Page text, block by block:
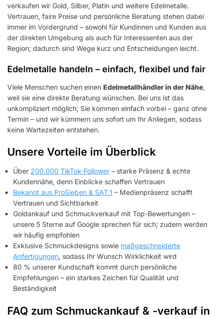
verkaufen wir Gold, Silber, Platin und weitere Edelmetalle.
Vertrauen, faire Preise und persönliche Beratung stehen dabei
immer im Vordergrund – sowohl für Kundinnen und Kunden aus
der direkten Umgebung als auch für Interessenten aus der
Region; dadurch sind Wege kurz und Entscheidungen leicht.
Edelmetalle handeln – einfach, flexibel und fair
Viele Menschen suchen einen Edelmetallhändler in der Nähe,
weil sie eine direkte Beratung wünschen. Bei uns ist das
unkompliziert möglich; Sie kommen einfach vorbei – ganz ohne
Termin – und wir kümmern uns sofort um Ihr Anliegen, sodass
keine Wartezeiten entstehen.
Unsere Vorteile im Überblick
Über 200.000 TikTok-Follower – starke Präsenz & echte
Kundennähe, denn Einblicke schaffen Vertrauen
Bekannt aus ProSieben & SAT.1 – Medienpräsenz schafft
Vertrauen und Sichtbarkeit
Goldankauf und Schmuckverkauf mit Top-Bewertungen –
unsere 5 Sterne auf Google sprechen für sich; zudem werden
wir häufig empfohlen
Exklusive Schmuckdesigns sowie maßgeschneiderte
Anfertigungen, sodass Ihr Wunsch Wirklichkeit wird
80 % unserer Kundschaft kommt durch persönliche
Empfehlungen – ein starkes Zeichen für Qualität und
Beständigkeit
FAQ zum Schmuckankauf & -verkauf in